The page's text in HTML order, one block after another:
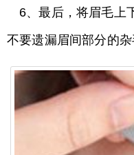
6、最后，将眉毛上
不要遗漏眉间部分的杂